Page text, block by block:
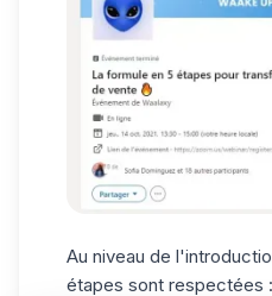
Au niveau de
étapes sont respectées :